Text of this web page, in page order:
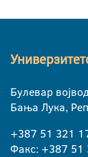
Булевар
Бања Лука,
+387 51 321
Факс: +387 51